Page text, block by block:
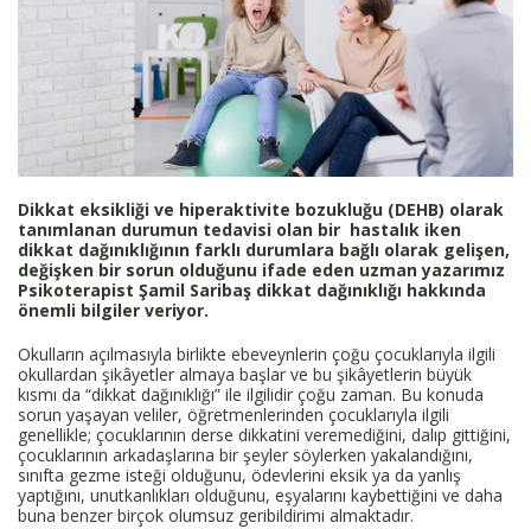
Dikkat eksikliği ve hiperaktivite bozukluğu (DEHB) olarak
tanımlanan durumun tedavisi olan bir hastalık iken
dikkat dağınıklığının farklı durumlara bağlı olarak gelişen,
değişken bir sorun olduğunu ifade eden uzman yazarımız
Psikoterapist Şamil Saribaş dikkat dağınıklığı hakkında
önemli bilgiler veriyor.
Okulların açılmasıyla birlikte ebeveynlerin çoğu çocuklarıyla ilgili
okullardan şikâyetler almaya başlar ve bu şikâyetlerin büyük
kısmı da “dikkat dağınıklığı” ile ilgilidir çoğu zaman. Bu konuda
sorun yaşayan veliler, öğretmenlerinden çocuklarıyla ilgili
genellikle; çocuklarının derse dikkatini veremediğini, dalıp gittiğini,
çocuklarının arkadaşlarına bir şeyler söylerken yakalandığını,
sınıfta gezme isteği olduğunu, ödevlerini eksik ya da yanlış
yaptığını, unutkanlıkları olduğunu, eşyalarını kaybettiğini ve daha
buna benzer birçok olumsuz geribildirimi almaktadır.